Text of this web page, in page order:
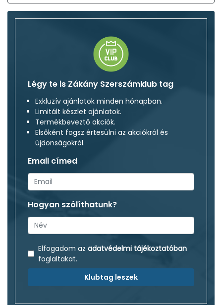
Légy te is Zákány Szerszámklub tag
Exkluzív ajánlatok minden hónapban.
Limitált készlet ajánlatok.
Termékbeveztő akciók.
Elsőként fogsz értesülni az akciókról és
újdonságokról.
Email címed
Hogyan szólíthatunk?
Elfogadom az adatvédelmi tájékoztatóban
foglaltakat.
Klubtag leszek